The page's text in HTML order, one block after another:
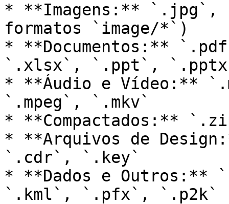
* **Imagens:**
formatos `image/*`)
* **Documentos:**
`.xlsx`, `.ppt`,
* **Áudio e Vídeo:**
`.mpeg`, `.mkv`
* **Compactados:**
* **Arquivos de
`.cdr`, `.key`
* **Dados e
`.kml`, `.pfx`, `.p2k`